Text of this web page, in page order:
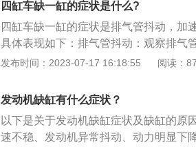
越多，这种现象就会越严重；4、排气
不到燃烧就被排出车外，因此排气管冒
要获得相当于正常状态下的动力，就需
机异响，发动机缺缸后内部各部件相互
出现缺缸现象。解决方法：前往专业维
嘴。2、火花塞、点火线圈等点火部件
易出现。解决方法：前往4S店更换火
四缸车缺一缸的症状是什么?
四缸车缺一缸的症状是排气管抖动，加
具体表现如下：排气管抖动：观察排气
隙，排气管抖动厉害，同时还会发出异
盖，观察运行中的发动机，发现发动机
发布时间：2023-07-17 16:18:55 阅读：
发动机缺缸有什么症状？
以下是关于发动机缺缸症状及缺缸的原
速不稳、发动机异常抖动、动力明显下